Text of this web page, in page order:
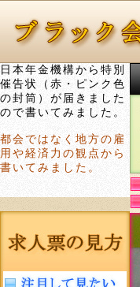
日本年金機構から特別
催告状（赤・ピンク色
の封筒）が届きました
ので書いてみました。
都会ではなく地方の雇
用や経済力の観点から
書いてみました。